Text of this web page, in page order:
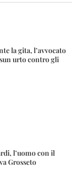
la gita, l’avvocato
urto contro gli
l’uomo con il
Grosseto